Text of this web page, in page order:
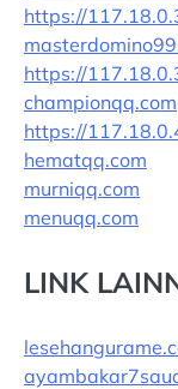
https://
https://
championqq.com
https://
hematqq.com
murniqq.com
menuqq.com
LINK